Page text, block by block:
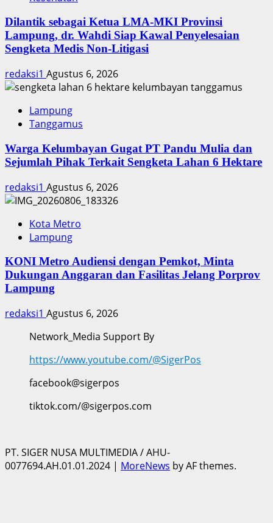
Dilantik sebagai Ketua LMA-MKI Provinsi
Lampung, dr. Wahdi Siap Kawal Penyelesaian
Sengketa Medis Non-Litigasi
redaksi1 Agustus 6, 2026
Lampung
Tanggamus
Warga Kelumbayan Gugat PT Pandu Mulia dan
Sejumlah Pihak Terkait Sengketa Lahan 6 Hektare
redaksi1 Agustus 6, 2026
Kota Metro
Lampung
KONI Metro Audiensi dengan Pemkot, Minta
Dukungan Anggaran dan Fasilitas Jelang Porprov
Lampung
redaksi1 Agustus 6, 2026
Network_Media Support By
https://www.youtube.com/@SigerPos
facebook@sigerpos
tiktok.com/@sigerpos.com
PT. SIGER NUSA MULTIMEDIA / AHU-
0077694.AH.01.01.2024 | MoreNews by AF themes.